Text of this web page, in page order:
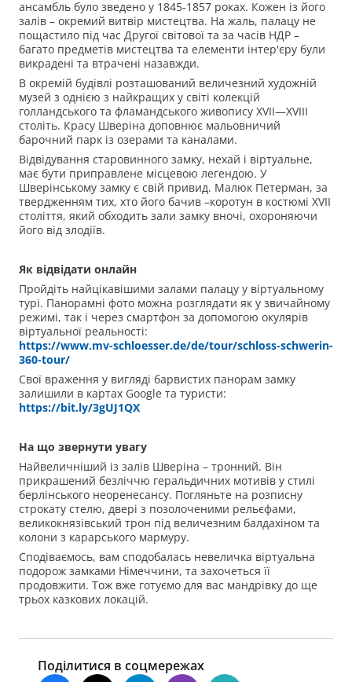
ансамбль було зведено у 1845-1857 роках. Кожен із його
залів – окремий витвір мистецтва. На жаль, палацу не
пощастило під час Другої світової та за часів НДР –
багато предметів мистецтва та елементи інтер'єру були
викрадені та втрачені назавжди.
В окремій будівлі розташований величезний художній
музей з однією з найкращих у світі колекцій
голландського та фламандського живопису XVII—XVIII
століть. Красу Шверіна доповнює мальовничий
барочний парк із озерами та каналами.
Відвідування старовинного замку, нехай і віртуальне,
має бути приправлене місцевою легендою. У
Шверінському замку є свій привид. Малюк Петерман, за
твердженням тих, хто його бачив –коротун в костюмі XVII
століття, який обходить зали замку вночі, охороняючи
його від злодіїв.
Як відвідати онлайн
Пройдіть найцікавішими залами палацу у віртуальному
турі. Панорамні фото можна розглядати як у звичайному
режимі, так і через смартфон за допомогою окулярів
віртуальної реальності:
https://www.mv-schloesser.de/de/tour/schloss-schwerin-
360-tour/
Свої враження у вигляді барвистих панорам замку
залишили в картах Google та туристи:
https://bit.ly/3gUJ1QX
На що звернути увагу
Найвеличніший із залів Шверіна – тронний. Він
прикрашений безліччю геральдичних мотивів у стилі
берлінського неоренесансу. Погляньте на розписну
строкату стелю, двері з позолоченими рельєфами,
великокнязівський трон під величезним балдахіном та
колони з карарського мармуру.
Сподіваємось, вам сподобалась невеличка віртуальна
подорож замками Німеччини, та захочеться її
продовжити. Тож вже готуємо для вас мандрівку до ще
трьох казкових локацій.
Поділитися в соцмережах